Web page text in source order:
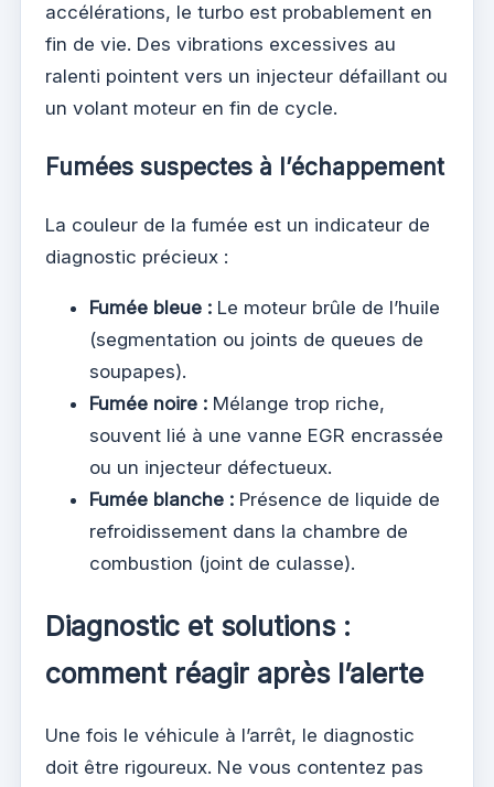
accélérations, le turbo est probablement en
fin de vie. Des vibrations excessives au
ralenti pointent vers un injecteur défaillant ou
un volant moteur en fin de cycle.
Fumées suspectes à l’échappement
La couleur de la fumée est un indicateur de
diagnostic précieux :
Fumée bleue : Le moteur brûle de l’huile
(segmentation ou joints de queues de
soupapes).
Fumée noire : Mélange trop riche,
souvent lié à une vanne EGR encrassée
ou un injecteur défectueux.
Fumée blanche : Présence de liquide de
refroidissement dans la chambre de
combustion (joint de culasse).
Diagnostic et solutions :
comment réagir après l’alerte
Une fois le véhicule à l’arrêt, le diagnostic
doit être rigoureux. Ne vous contentez pas